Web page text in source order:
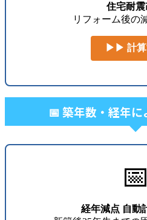
住宅耐
リフォーム後の
▶▶ 計算
📅 築年数・経年
📅
経年減点 自動